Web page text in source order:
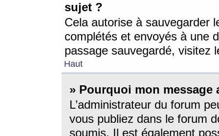
sujet ?
Cela autorise à sauvegarder
complétés et envoyés à une
passage sauvegardé, visitez
Haut
» Pourquoi mon message
L’administrateur du forum
vous publiez dans le forum
soumis. Il est également